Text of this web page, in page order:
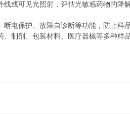
或可见光照射，评估光敏感药物的降解
保护、故障自诊断等功能，防止样品
剂、包装材料、医疗器械等多种样品